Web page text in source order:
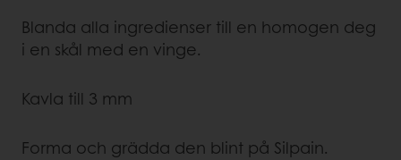
Blanda alla ingredienser till en homogen deg
i en skål med en vinge.
Kavla till 3 mm
Forma och grädda den blint på Silpain.